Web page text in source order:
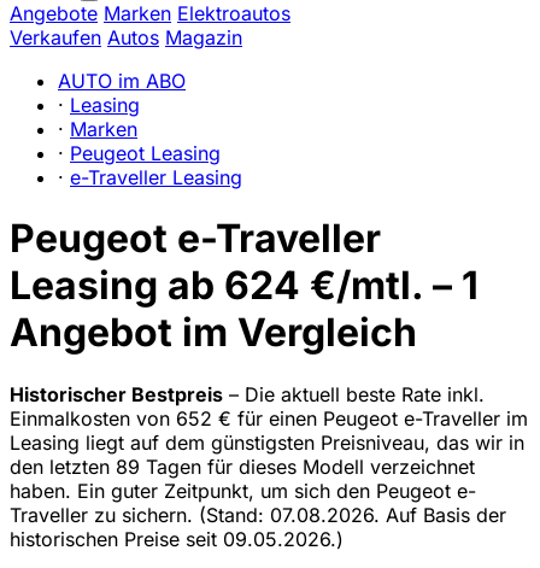
Angebote Marken Elektroautos
Verkaufen Autos Magazin
AUTO im ABO
· Leasing
· Marken
· Peugeot Leasing
· e-Traveller Leasing
Peugeot e-Traveller
Leasing ab 624 €/mtl. – 1
Angebot im Vergleich
Historischer Bestpreis – Die aktuell beste Rate inkl.
Einmalkosten von 652 € für einen Peugeot e-Traveller im
Leasing liegt auf dem günstigsten Preisniveau, das wir in
den letzten 89 Tagen für dieses Modell verzeichnet
haben. Ein guter Zeitpunkt, um sich den Peugeot e-
Traveller zu sichern. (Stand: 07.08.2026. Auf Basis der
historischen Preise seit 09.05.2026.)